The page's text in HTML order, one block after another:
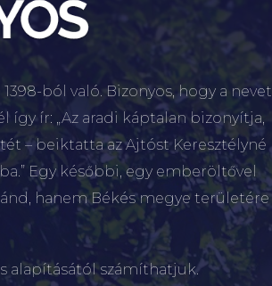
ból való. Bizonyos, hogy a nevet
így ír: „Az aradi káptalan bizonyítja,
– beiktatta az Ajtóst Keresztélyné
Egy későbbi, egy emberöltővel
hanem Békés megye területére
alapításától számíthatjuk.